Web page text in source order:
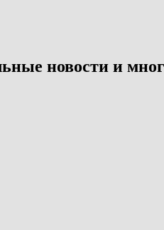
новости и